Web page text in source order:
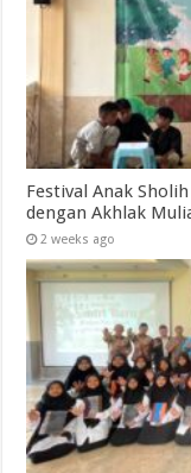
Festival Anak
dengan Akhlak
2 weeks ago